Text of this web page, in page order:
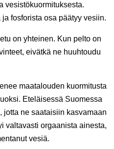
vesistökuormituksesta.
fosforista osa päätyy vesiin.
on yhteinen. Kun pelto on
eivätkä ne huuhtoudu
maatalouden kuormitusta
Eteläisessä Suomessa
jotta ne saataisiin kasvamaan
valtavasti orgaanista ainesta,
vesiä.